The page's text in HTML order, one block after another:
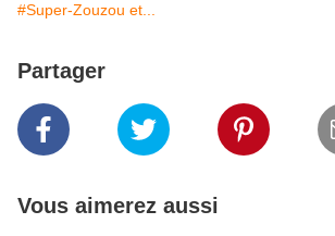
#Super-Zouzou et...
Partager
Vous aimerez aussi